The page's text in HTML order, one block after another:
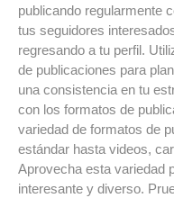
publicando regularmente
tus seguidores
regresando a tu perfil.
de publicaciones para
una consistencia en tu
con los formatos de
variedad de formatos de
estándar hasta videos,
Aprovecha esta variedad
interesante y diverso.